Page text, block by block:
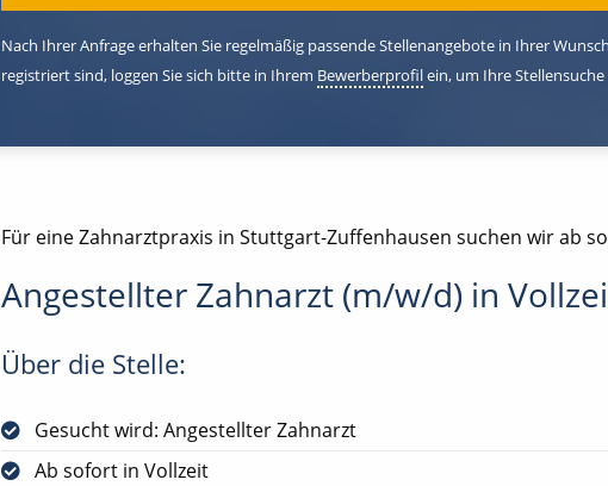
Nach Ihrer Anfrage erhalten Sie regelmäßig passende Stellenangebote in Ihrer
registriert sind, loggen Sie sich bitte in Ihrem Bewerberprofilein, um Ihre
Für eine Zahnarztpraxis in Stuttgart-Zuffenhausen suchen wir ab
Angestellter Zahnarzt (m/w/d) in
Über die Stelle:
Gesucht wird: Angestellter Zahnarzt
Ab sofort in Vollzeit